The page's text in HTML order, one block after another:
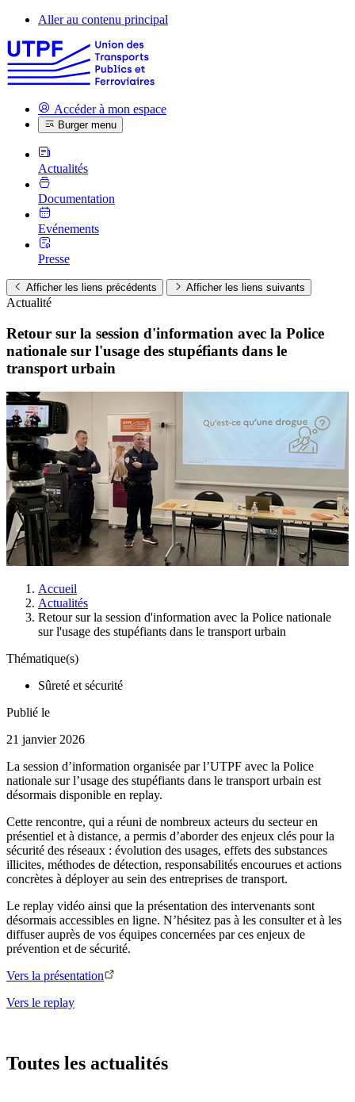
Aller au contenu principal
Accéder à mon espace
Burger menu
Actualités
Documentation
Evénements
Presse
Afficher les liens précédents Afficher les liens suivants
Actualité
Retour sur la session d'information avec la Police
nationale sur l'usage des stupéfiants dans le
transport urbain
Accueil
Actualités
Retour sur la session d'information avec la Police nationale
sur l'usage des stupéfiants dans le transport urbain
Thématique(s)
Sûreté et sécurité
Publié le
21 janvier 2026
La session d’information organisée par l’UTPF avec la Police
nationale sur l’usage des stupéfiants dans le transport urbain est
désormais disponible en replay.
Cette rencontre, qui a réuni de nombreux acteurs du secteur en
présentiel et à distance, a permis d’aborder des enjeux clés pour la
sécurité des réseaux : évolution des usages, effets des substances
illicites, méthodes de détection, responsabilités encourues et actions
concrètes à déployer au sein des entreprises de transport.
Le replay vidéo ainsi que la présentation des intervenants sont
désormais accessibles en ligne. N’hésitez pas à les consulter et à les
diffuser auprès de vos équipes concernées par ces enjeux de
prévention et de sécurité.
Vers la présentation
Vers le replay
Toutes les actualités